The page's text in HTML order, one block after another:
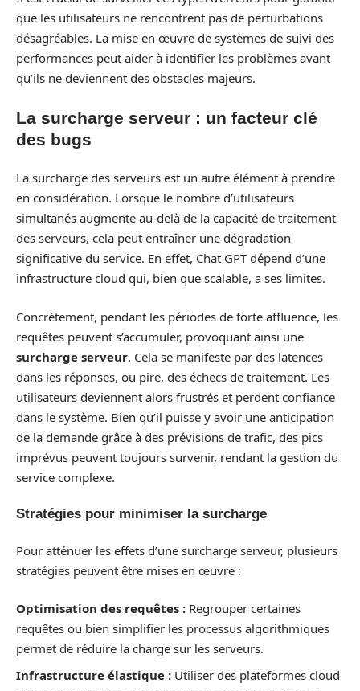
que les utilisateurs ne rencontrent pas de perturbations
désagréables. La mise en œuvre de systèmes de suivi des
performances peut aider à identifier les problèmes avant
qu’ils ne deviennent des obstacles majeurs.
La surcharge serveur : un facteur clé
des bugs
La surcharge des serveurs est un autre élément à prendre
en considération. Lorsque le nombre d’utilisateurs
simultanés augmente au-delà de la capacité de traitement
des serveurs, cela peut entraîner une dégradation
significative du service. En effet, Chat GPT dépend d’une
infrastructure cloud qui, bien que scalable, a ses limites.
Concrètement, pendant les périodes de forte affluence, les
requêtes peuvent s’accumuler, provoquant ainsi une
surcharge serveur. Cela se manifeste par des latences
dans les réponses, ou pire, des échecs de traitement. Les
utilisateurs deviennent alors frustrés et perdent confiance
dans le système. Bien qu’il puisse y avoir une anticipation
de la demande grâce à des prévisions de trafic, des pics
imprévus peuvent toujours survenir, rendant la gestion du
service complexe.
Stratégies pour minimiser la surcharge
Pour atténuer les effets d’une surcharge serveur, plusieurs
stratégies peuvent être mises en œuvre :
Optimisation des requêtes : Regrouper certaines
requêtes ou bien simplifier les processus algorithmiques
permet de réduire la charge sur les serveurs.
Infrastructure élastique : Utiliser des plateformes cloud